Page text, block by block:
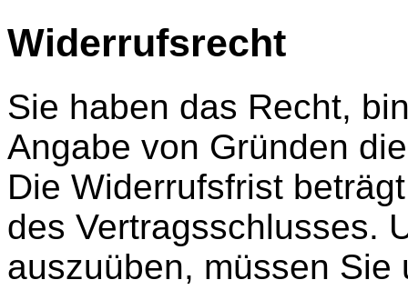
Widerrufsrecht
Sie haben das Recht,
Angabe von Gründen
Die Widerrufsfrist
des Vertragsschlusses.
auszuüben, müssen Sie